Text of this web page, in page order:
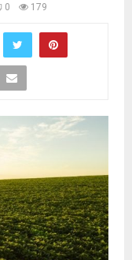
0 179